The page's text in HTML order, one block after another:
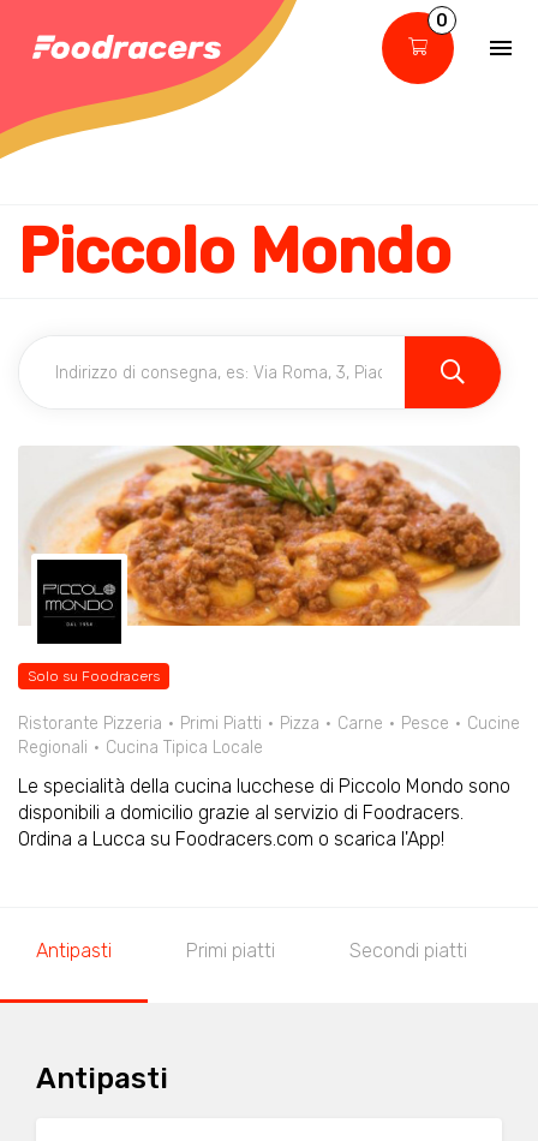
0
Piccolo Mondo
Solo su Foodracers
Ristorante Pizzeria Primi Piatti Pizza Carne Pesce
Cucine
Regionali
Cucina Tipica Locale
Le specialità della cucina lucchese di Piccolo Mondo sono
disponibili a domicilio grazie al servizio di Foodracers.
Ordina a Lucca su Foodracers.com o scarica l'App!
Antipasti Primi piatti Secondi piatti
Antipasti